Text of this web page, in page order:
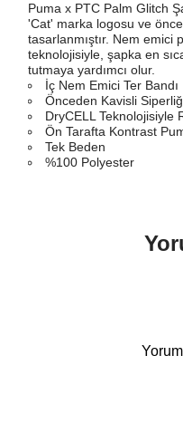
Puma x PTC Palm Glitch
'Cat' marka logosu ve
tasarlanmıştır. Nem emici
teknolojisiyle, şapka en
tutmaya yardımcı olur.
İç Nem Emici Ter Bandı
Önceden Kavisli
DryCELL Teknolojisiyle
Ön Tarafta Kontrast
Tek Beden
%100 Polyester